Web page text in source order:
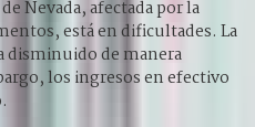
Nevada, afectada por la
está en dificultades. La
disminuido de manera
los ingresos en efectivo